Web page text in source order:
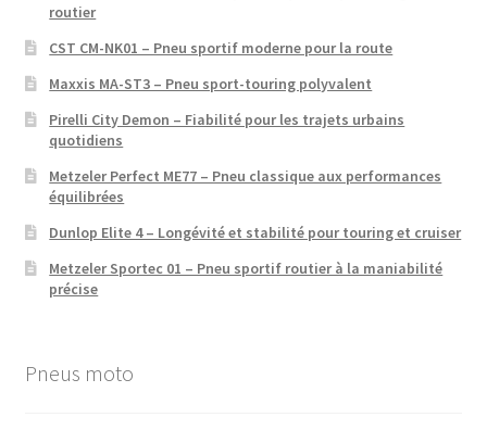
routier
CST CM-NK01 – Pneu sportif moderne pour la route
Maxxis MA-ST3 – Pneu sport-touring polyvalent
Pirelli City Demon – Fiabilité pour les trajets urbains
quotidiens
Metzeler Perfect ME77 – Pneu classique aux performances
équilibrées
Dunlop Elite 4 – Longévité et stabilité pour touring et cruiser
Metzeler Sportec 01 – Pneu sportif routier à la maniabilité
précise
Pneus moto